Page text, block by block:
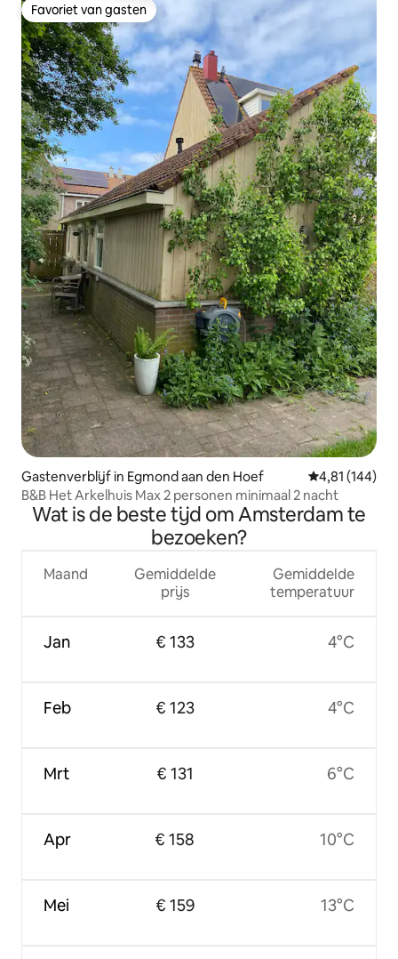
Favoriet van gasten
Favoriet van gasten
Gastenverblijf in Egmond aan den Hoef Gemiddelde
4,81 (144)
B&B Het Arkelhuis Max 2 personen minimaal 2 nacht
Wat is de beste tijd om Amsterdam te
bezoeken?
Maand
Jan
Feb
Mrt
Apr
Mei
Gemiddelde
prijs
€ 133
€ 123
€ 131
€ 158
€ 159
Gemiddelde
temperatuur
4°C
4°C
6°C
10°C
13°C